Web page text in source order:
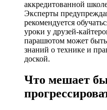
аккредитованной
Эксперты
рекомендуется
уроки у друзей-
парашютом может
знаний о технике и
доской.
Что мешает